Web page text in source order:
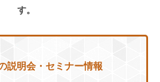
す。
説明会・セミナー情報